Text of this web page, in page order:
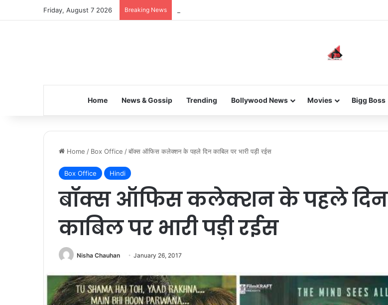
Friday, August 7 2026 Breaking News
Home News & Gossip Trending Bollywood News Movies Bigg Boss
Home / Box Office /बॉक्स ऑफिस कलेक्शन के पहले दिन काबिल पर भारी पड़ी रईस
Box Office Hindi
बॉक्स ऑफिस कलेक्शन के पहले दिन
काबिल पर भारी पड़ी रईस
Nisha Chauhan January 26, 2017